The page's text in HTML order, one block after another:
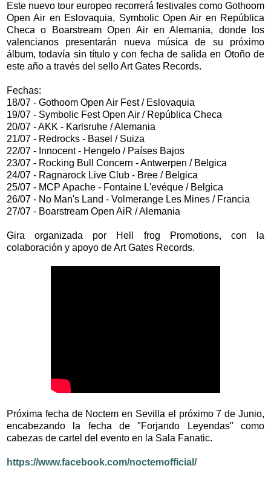
Este nuevo tour europeo recorrerá festivales como Gothoom
Open Air en Eslovaquia, Symbolic Open Air en República
Checa o Boarstream Open Air en Alemania, donde los
valencianos presentarán nueva música de su próximo
álbum, todavía sin título y con fecha de salida en Otoño de
este año a través del sello Art Gates Records.
Fechas:
18/07 - Gothoom Open Air Fest / Eslovaquia
19/07 - Symbolic Fest Open Air / República Checa
20/07 - AKK - Karlsruhe / Alemania
21/07 - Redrocks - Basel / Suiza
22/07 - Innocent - Hengelo / Países Bajos
23/07 - Rocking Bull Concern - Antwerpen / Belgica
24/07 - Ragnarock Live Club - Bree / Belgica
25/07 - MCP Apache - Fontaine L'evéque / Belgica
26/07 - No Man's Land - Volmerange Les Mines / Francia
27/07 - Boarstream Open AiR / Alemania
Gira organizada por Hell frog Promotions, con la
colaboración y apoyo de Art Gates Records.
Próxima fecha de Noctem en Sevilla el próximo 7 de Junio,
encabezando la fecha de "Forjando Leyendas" como
cabezas de cartel del evento en la Sala Fanatic.
https://www.facebook.com/noctemofficial/